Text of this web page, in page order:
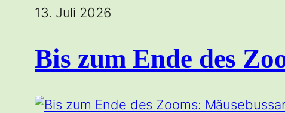
13. Juli 2026
Bis zum Ende des